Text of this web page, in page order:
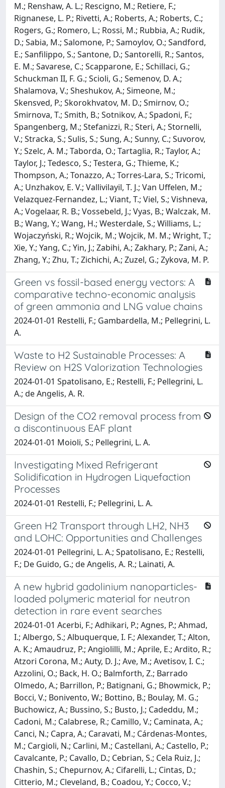
M.; Renshaw, A. L.; Rescigno, M.; Retiere, F.;
Rignanese, L. P.; Rivetti, A.; Roberts, A.; Roberts, C.;
Rogers, G.; Romero, L.; Rossi, M.; Rubbia, A.; Rudik,
D.; Sabia, M.; Salomone, P.; Samoylov, O.; Sandford,
E.; Sanfilippo, S.; Santone, D.; Santorelli, R.; Santos,
E. M.; Savarese, C.; Scapparone, E.; Schillaci, G.;
Schuckman II, F. G.; Scioli, G.; Semenov, D. A.;
Shalamova, V.; Sheshukov, A.; Simeone, M.;
Skensved, P.; Skorokhvatov, M. D.; Smirnov, O.;
Smirnova, T.; Smith, B.; Sotnikov, A.; Spadoni, F.;
Spangenberg, M.; Stefanizzi, R.; Steri, A.; Stornelli,
V.; Stracka, S.; Sulis, S.; Sung, A.; Sunny, C.; Suvorov,
Y.; Szelc, A. M.; Taborda, O.; Tartaglia, R.; Taylor, A.;
Taylor, J.; Tedesco, S.; Testera, G.; Thieme, K.;
Thompson, A.; Tonazzo, A.; Torres-Lara, S.; Tricomi,
A.; Unzhakov, E. V.; Vallivilayil, T. J.; Van Uffelen, M.;
Velazquez-Fernandez, L.; Viant, T.; Viel, S.; Vishneva,
A.; Vogelaar, R. B.; Vossebeld, J.; Vyas, B.; Walczak, M.
B.; Wang, Y.; Wang, H.; Westerdale, S.; Williams, L.;
Wojaczyński, R.; Wojcik, M.; Wojcik, M. M.; Wright, T.;
Xie, Y.; Yang, C.; Yin, J.; Zabihi, A.; Zakhary, P.; Zani, A.;
Zhang, Y.; Zhu, T.; Zichichi, A.; Zuzel, G.; Zykova, M. P.
Green vs fossil-based energy vectors: A
comparative techno-economic analysis
of green ammonia and LNG value chains
2024-01-01 Restelli, F.; Gambardella, M.; Pellegrini, L.
A.
Waste to H2 Sustainable Processes: A
Review on H2S Valorization Technologies
2024-01-01 Spatolisano, E.; Restelli, F.; Pellegrini, L.
A.; de Angelis, A. R.
Design of the CO2 removal process from
a discontinuous EAF plant
2024-01-01 Moioli, S.; Pellegrini, L. A.
Investigating Mixed Refrigerant
Solidification in Hydrogen Liquefaction
Processes
2024-01-01 Restelli, F.; Pellegrini, L. A.
Green H2 Transport through LH2, NH3
and LOHC: Opportunities and Challenges
2024-01-01 Pellegrini, L. A.; Spatolisano, E.; Restelli,
F.; De Guido, G.; de Angelis, A. R.; Lainati, A.
A new hybrid gadolinium nanoparticles-
loaded polymeric material for neutron
detection in rare event searches
2024-01-01 Acerbi, F.; Adhikari, P.; Agnes, P.; Ahmad,
I.; Albergo, S.; Albuquerque, I. F.; Alexander, T.; Alton,
A. K.; Amaudruz, P.; Angiolilli, M.; Aprile, E.; Ardito, R.;
Atzori Corona, M.; Auty, D. J.; Ave, M.; Avetisov, I. C.;
Azzolini, O.; Back, H. O.; Balmforth, Z.; Barrado
Olmedo, A.; Barrillon, P.; Batignani, G.; Bhowmick, P.;
Bocci, V.; Bonivento, W.; Bottino, B.; Boulay, M. G.;
Buchowicz, A.; Bussino, S.; Busto, J.; Cadeddu, M.;
Cadoni, M.; Calabrese, R.; Camillo, V.; Caminata, A.;
Canci, N.; Capra, A.; Caravati, M.; Cárdenas-Montes,
M.; Cargioli, N.; Carlini, M.; Castellani, A.; Castello, P.;
Cavalcante, P.; Cavallo, D.; Cebrian, S.; Cela Ruiz, J.;
Chashin, S.; Chepurnov, A.; Cifarelli, L.; Cintas, D.;
Citterio, M.; Cleveland, B.; Coadou, Y.; Cocco, V.;